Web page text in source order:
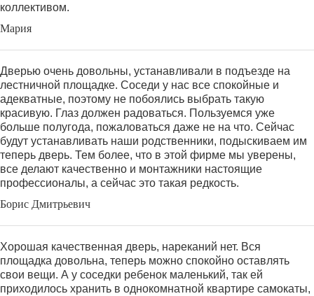
коллективом.
Мария
Дверью очень довольны, устанавливали в подъезде на
лестничной площадке. Соседи у нас все спокойные и
адекватные, поэтому не побоялись выбрать такую
красивую. Глаз должен радоваться. Пользуемся уже
больше полугода, пожаловаться даже не на что. Сейчас
будут устанавливать наши родственники, подыскиваем им
теперь дверь. Тем более, что в этой фирме мы уверены,
все делают качественно и монтажники настоящие
профессионалы, а сейчас это такая редкость.
Борис Дмитрьевич
Хорошая качественная дверь, нареканий нет. Вся
площадка довольна, теперь можно спокойно оставлять
свои вещи. А у соседки ребенок маленький, так ей
приходилось хранить в однокомнатной квартире самокаты,